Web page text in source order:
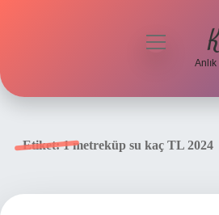
menüyü
Etiket:1 metreküp su kaç TL 2024